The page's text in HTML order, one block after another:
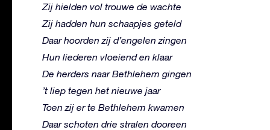
Zij hielden vol trouwe de wachte
Zij hadden hun schaapjes geteld
Daar hoorden zij d’engelen zingen
Hun liederen vloeiend en klaar
De herders naar Bethlehem gingen
’t liep tegen het nieuwe jaar
Toen zij er te Bethlehem kwamen
Daar schoten drie stralen dooreen